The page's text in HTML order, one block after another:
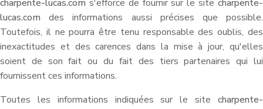
charpente-lucas.com s'efforce de fournir sur le site charpente-
lucas.com des informations aussi précises que possible.
Toutefois, il ne pourra être tenu responsable des oublis, des
inexactitudes et des carences dans la mise à jour, qu'elles
soient de son fait ou du fait des tiers partenaires qui lui
fournissent ces informations.
Toutes les informations indiquées sur le site charpente-